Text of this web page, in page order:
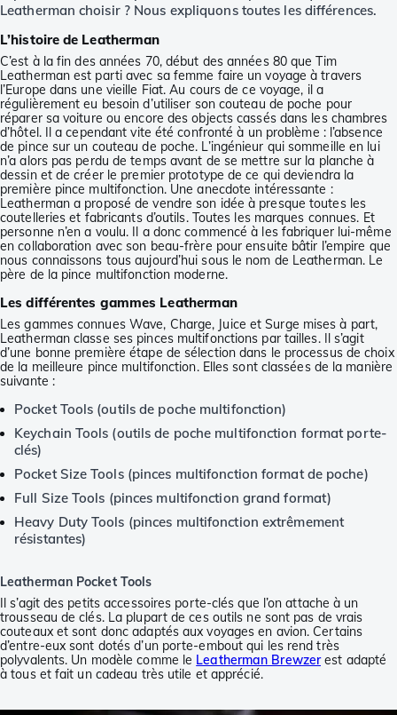
Leatherman choisir ? Nous expliquons toutes les différences.
L’histoire de Leatherman
C’est à la fin des années 70, début des années 80 que Tim
Leatherman est parti avec sa femme faire un voyage à travers
l’Europe dans une vieille Fiat. Au cours de ce voyage, il a
régulièrement eu besoin d’utiliser son couteau de poche pour
réparer sa voiture ou encore des objects cassés dans les chambres
d’hôtel. Il a cependant vite été confronté à un problème : l’absence
de pince sur un couteau de poche. L’ingénieur qui sommeille en lui
n’a alors pas perdu de temps avant de se mettre sur la planche à
dessin et de créer le premier prototype de ce qui deviendra la
première pince multifonction. Une anecdote intéressante :
Leatherman a proposé de vendre son idée à presque toutes les
coutelleries et fabricants d’outils. Toutes les marques connues. Et
personne n’en a voulu. Il a donc commencé à les fabriquer lui-même
en collaboration avec son beau-frère pour ensuite bâtir l’empire que
nous connaissons tous aujourd’hui sous le nom de Leatherman. Le
père de la pince multifonction moderne.
Les différentes gammes Leatherman
Les gammes connues Wave, Charge, Juice et Surge mises à part,
Leatherman classe ses pinces multifonctions par tailles. Il s’agit
d’une bonne première étape de sélection dans le processus de choix
de la meilleure pince multifonction. Elles sont classées de la manière
suivante :
Pocket Tools (outils de poche multifonction)
Keychain Tools (outils de poche multifonction format porte-
clés)
Pocket Size Tools (pinces multifonction format de poche)
Full Size Tools (pinces multifonction grand format)
Heavy Duty Tools (pinces multifonction extrêmement
résistantes)
Leatherman Pocket Tools
Il s’agit des petits accessoires porte-clés que l’on attache à un
trousseau de clés. La plupart de ces outils ne sont pas de vrais
couteaux et sont donc adaptés aux voyages en avion. Certains
d’entre-eux sont dotés d’un porte-embout qui les rend très
polyvalents. Un modèle comme le Leatherman Brewzerest adapté
à tous et fait un cadeau très utile et apprécié.